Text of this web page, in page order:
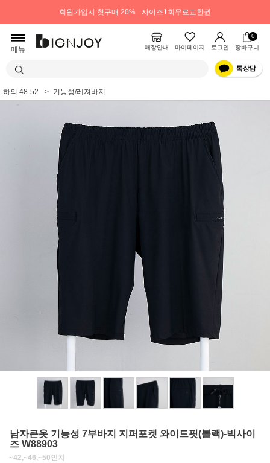
회원가입시 첫구매 20% 사이즈1회무료교환권
메뉴 매장안내 마이페이지 로그인
0
장바구니
하의 48-52 기능성/레져바지
남자큰옷 기능성 7부바지 지퍼포켓 와이드핏(블랙)-빅사이
즈 W88903
~42,~46,~50인치